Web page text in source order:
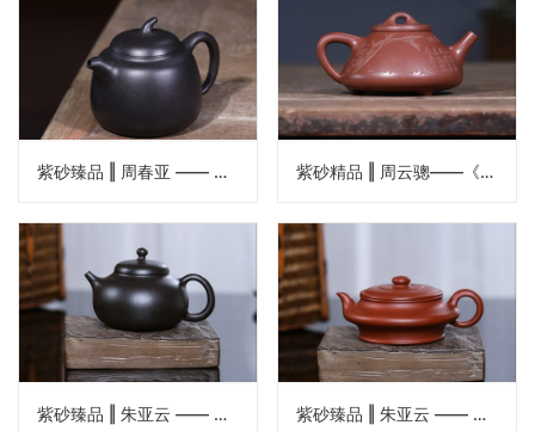
紫砂臻品 ‖ 周春亚 —— 《茄段壶》 紫砂精品 ‖ 周云骢——《子冶石瓢》
紫砂臻品 ‖ 朱亚云 —— 《矮西施》 紫砂臻品 ‖ 朱亚云 —— 《书扁壶》